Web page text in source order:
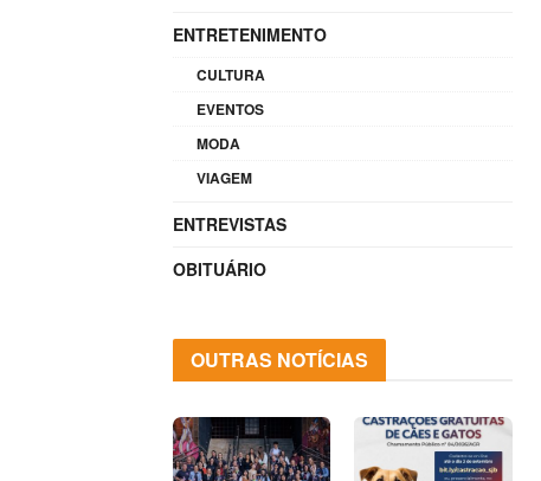
ENTRETENIMENTO
CULTURA
EVENTOS
MODA
VIAGEM
ENTREVISTAS
OBITUÁRIO
OUTRAS NOTÍCIAS